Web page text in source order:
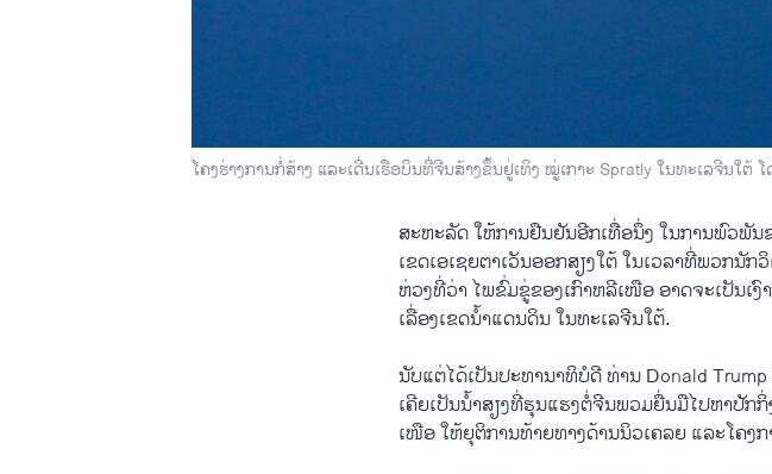
ໂຄງຮ່າງການກໍ່ສ້າງ ແລະເດີ່ນເຮືອບິນທີ່ຈີນສ້າງຂຶ້ນຢູ່ເທິງ ໝູ່ເກາະ Spratly ໃນທະເລຈີນໃ
ສະຫະລັດ ໃຫ້ການ​ຢືນຢັນ​ອີກ​ເທື່ອ​ນຶ່ງ ​ໃນການ​ພົວພັ
ເຂດເອ​ເຊຍ​ຕາ​ເວັນ​ອອກສຽງ​ໃຕ້ ​ໃນ​ເວລາ​ທີ່​ພວກ​ນັກ
ຫ່ວງ​ທີ່​ວ່າ ​ໄພຂົ່ມຂູ່​ຂອງ​ເກົາຫລີ​ເໜືອ ອາດ​ຈະ​ເປັນ​ເງົ
ເລື່ອງເຂດ​ນ້ຳ​ແດນ​ດິນ ໃນ​ທະ​ເລ​ຈີນ​ໃຕ້.
ນັບ​ແຕ່​ໄດ້ເປັນ​ປະທານາທິບໍດີ ທ່ານ Donald
ເຄີຍ​ເປັນນໍ້າ​ສຽງ​ທີ່ຮຸນແຮງ​ຕໍ່ຈີນພວມຍື່ນ​ມື​ໄປ​ຫາ​ປັກ​
ເໜືອ ​ໃຫ້​ຍຸຕິ​ການ​ທ້າຍ​ທາງ​ດ້ານ​ນິວ​ເຄລຍ ​ແລະ​ໂຄງ